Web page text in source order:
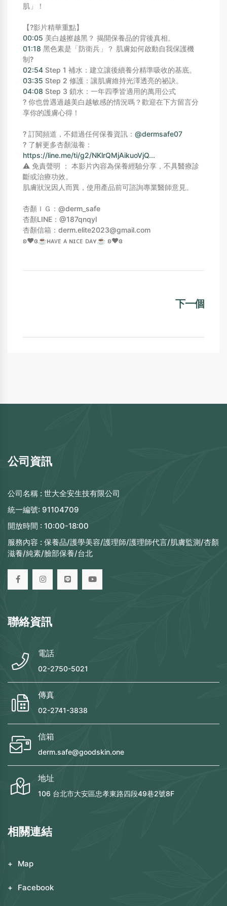
肌」！
【?影片精華重點】
00:05 美白越擦越黑？ 揭開保養品的背後真相。
01:18 黑色素是「防衛兵」？ 肌膚如何啟動自我保護機
制?
02:54 Step 1 補水：建立讓後續養分精準吸收的基底。
03:35 Step 2 修護：讓肌膚維持光澤透亮的祕訣。
04:08 Step 3 鎖水：一年四季皆適用的萬用公式
? 你也曾遇過越美白越敏感的情況嗎？歡迎在下方留言分
享你的護膚心得！
? 訂閱頻道，不錯過任何保養資訊： ‪@dermsafe07‬
? 了解更多杏顏滋養：
https://line.me/ti/g2/NKlrQMjAikuoVjQ...
⚠️ 免責聲明 ： 本影片內容為保養經驗分享，不具醫療診
斷或治療功效。
肌膚狀況因人而異，使用產品前可諮詢專業醫師意見。
杏顏ＩＧ：@derm_safe
杏顏LINE：@187qnqyl
杏顏信箱：derm.elite2023@gmail.com
ʚ❤️ɞ☕️ʜᴀᴠᴇ ᴀ ɴɪᴄᴇ ᴅᴀʏ☕️ ʚ❤️ɞ
下一個
公司資訊
公司名稱 : 世大全安生技有限公司
統一編號: 91104709
開放時間 : 10:00-18:00
服務內容 : 保養品/護學美容/護理師/護理師代言/肌膚監測/杏顏
滋養/純素/臉部保養/台北
聯絡資訊
電話
02-2750-5021
傳真
02-2741-3838
信箱
derm.safe@goodskin.one
地址
106 台北市大安區忠孝東路四段49巷2號8F
相關連結
Map
Facebook